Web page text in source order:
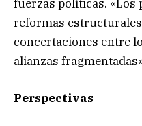
fuerzas políticas. «Los
reformas
concertaciones entre
alianzas
Perspectivas